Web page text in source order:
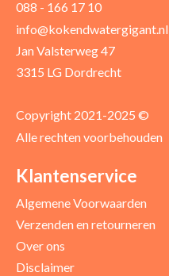
Uw recensie *
088 - 166 17 10
info@kokendwatergigant.nl
Jan Valsterweg 47
3315 LG Dordrecht
Copyright 2021-2025 ©
Alle rechten voorbehouden
Klantenservice
Algemene Voorwaarden
Verzenden en retourneren
Over ons
Disclaimer